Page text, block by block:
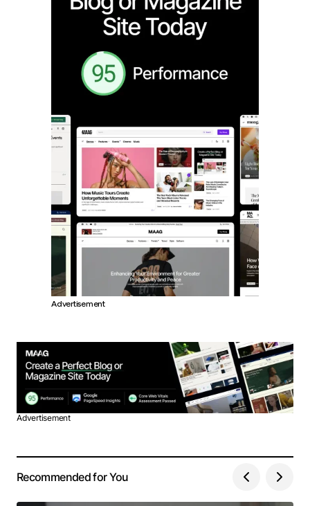
Advertisement
Advertisement
Recommended for You